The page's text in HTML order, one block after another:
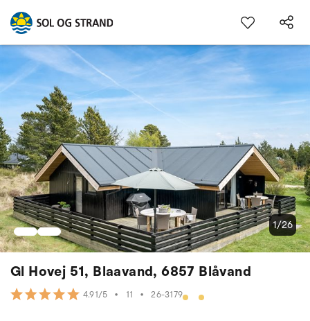
Gl Hovej 51, Blaavand, 6857 Blåvand
4.91/5 • 11 • 26-3179
1/26